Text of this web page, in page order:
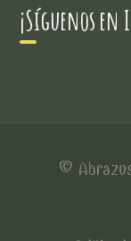
¡Síguenos
©